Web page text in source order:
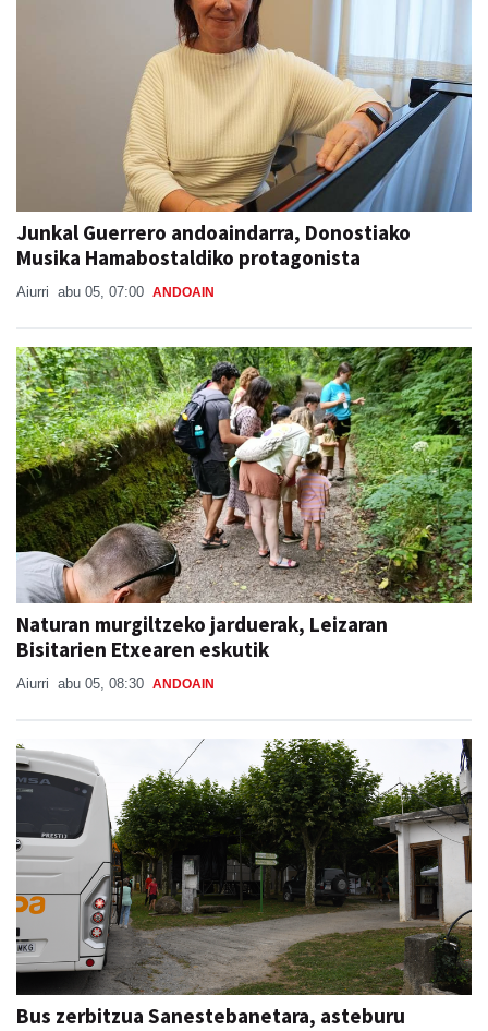
Junkal Guerrero andoaindarra, Donostiako
Musika Hamabostaldiko protagonista
Aiurri abu 05, 07:00 ANDOAIN
Naturan murgiltzeko jarduerak, Leizaran
Bisitarien Etxearen eskutik
Aiurri abu 05, 08:30 ANDOAIN
Bus zerbitzua Sanestebanetara, asteburu